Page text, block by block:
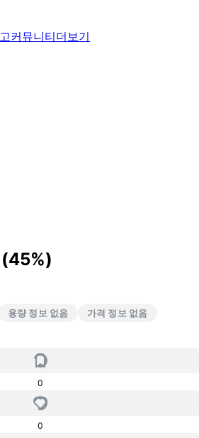
커뮤니티더보기
용량 정보 없음 가격 정보 없음
0
0